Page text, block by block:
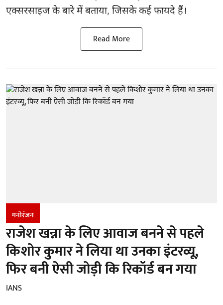
एक्सरसाइज के बारे में बताया, जिसके कई फायदे हैं।
Read More
मनोरंजन
राजेश खन्ना के लिए आवाज बनने से पहले
किशोर कुमार ने लिया था उनका इंटरव्यू,
फिर बनी ऐसी जोड़ी कि रिकॉर्ड बन गया
IANS